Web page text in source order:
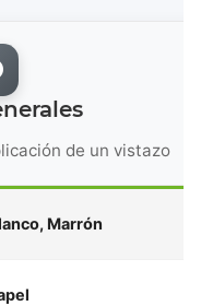
de un vistazo
Marrón